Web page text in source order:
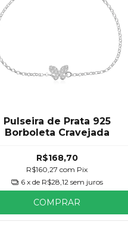
Pulseira de Prata 925
Borboleta Cravejada
R$168,70
R$160,27 com Pix
6 x de R$28,12 sem juros
COMPRAR